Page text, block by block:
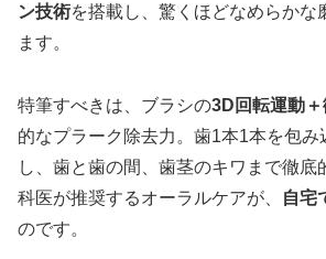
ン技術を搭載し、驚くほどなめらかな
ます。
特筆すべきは、ブラシの3D回転運動
的なプラーク除去力。歯1本1本を包み
し、歯と歯の間、歯茎のキワまで徹底
科医が推奨するオーラルケアが、
自宅
のです。